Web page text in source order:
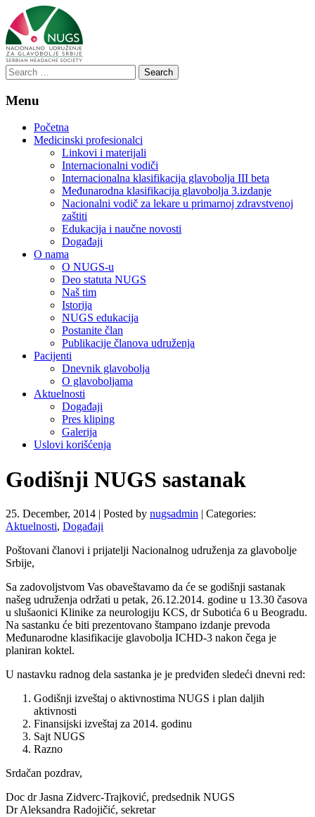
Search
for:
Menu
Početna
Medicinski profesionalci
Linkovi i materijali
Internacionalni vodiči
Internacionalna klasifikacija glavobolja III beta
Međunarodna klasifikacija glavobolja 3.izdanje
Nacionalni vodič za lekare u primarnoj zdravstvenoj
zaštiti
Edukacija i naučne novosti
Događaji
O nama
O NUGS-u
Deo statuta NUGS
Naš tim
Istorija
NUGS edukacija
Postanite član
Publikacije članova udruženja
Pacijenti
Dnevnik glavobolja
O glavoboljama
Aktuelnosti
Događaji
Pres kliping
Galerija
Uslovi korišćenja
Godišnji NUGS sastanak
25. December, 2014 | Posted by nugsadmin | Categories:
Aktuelnosti, Događaji
Poštovani članovi i prijatelji Nacionalnog udruženja za glavobolje
Srbije,
Sa zadovoljstvom Vas obaveštavamo da će se godišnji sastanak
našeg udruženja održati u petak, 26.12.2014. godine u 13.30 časova
u slušaonici Klinike za neurologiju KCS, dr Subotića 6 u Beogradu.
Na sastanku će biti prezentovano štampano izdanje prevoda
Međunarodne klasifikacije glavobolja ICHD-3 nakon čega je
planiran koktel.
U nastavku radnog dela sastanka je je predviđen sledeći dnevni red:
Godišnji izveštaj o aktivnostima NUGS i plan daljih
aktivnosti
Finansijski izveštaj za 2014. godinu
Sajt NUGS
Razno
Srdačan pozdrav,
Doc dr Jasna Zidverc-Trajković, predsednik NUGS
Dr Aleksandra Radojičić, sekretar